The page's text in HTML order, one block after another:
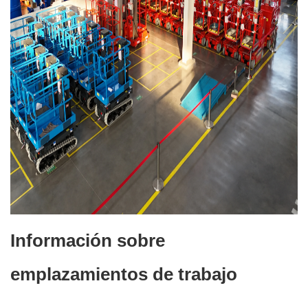
Información sobre
emplazamientos de trabajo